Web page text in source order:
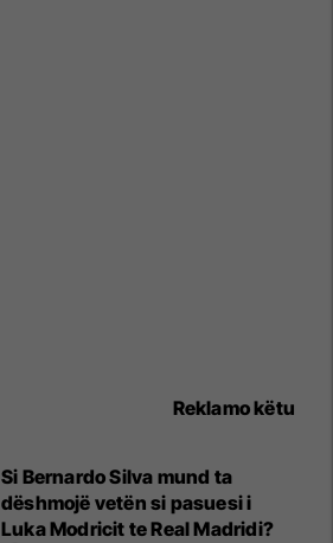
Reklamo këtu
Si Bernardo Silva mund ta
dëshmojë vetën si pasuesi i
Luka Modricit te Real Madridi?